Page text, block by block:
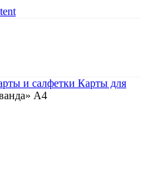
и салфетки Карты для
А4